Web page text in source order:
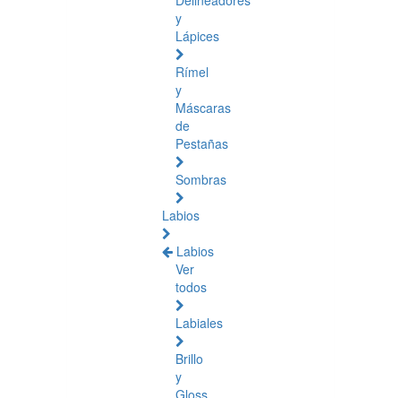
y
Lápices
Rímel
y
Máscaras
de
Pestañas
Sombras
Labios
Labios
Ver
todos
Labiales
Brillo
y
Gloss